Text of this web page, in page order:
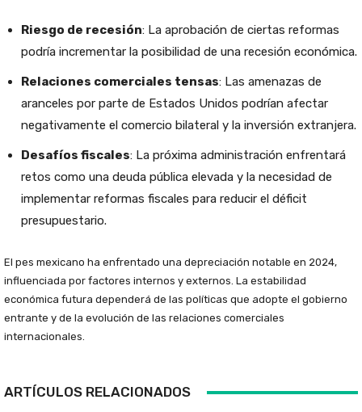
Riesgo de recesión: La aprobación de ciertas reformas
podría incrementar la posibilidad de una recesión económica.
Relaciones comerciales tensas: Las amenazas de
aranceles por parte de Estados Unidos podrían afectar
negativamente el comercio bilateral y la inversión extranjera.
Desafíos fiscales: La próxima administración enfrentará
retos como una deuda pública elevada y la necesidad de
implementar reformas fiscales para reducir el déficit
presupuestario.
El pes mexicano ha enfrentado una depreciación notable en 2024,
influenciada por factores internos y externos. La estabilidad
económica futura dependerá de las políticas que adopte el gobierno
entrante y de la evolución de las relaciones comerciales
internacionales.
ARTÍCULOS RELACIONADOS